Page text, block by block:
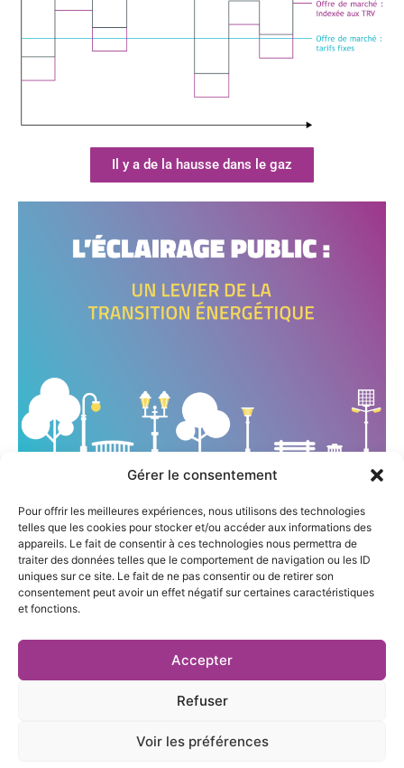
Gérer le consentement
Pour offrir les meilleures expériences, nous utilisons des technologies
telles que les cookies pour stocker et/ou accéder aux informations des
appareils. Le fait de consentir à ces technologies nous permettra de
traiter des données telles que le comportement de navigation ou les ID
uniques sur ce site. Le fait de ne pas consentir ou de retirer son
consentement peut avoir un effet négatif sur certaines caractéristiques
et fonctions.
Accepter
Refuser
Voir les préférences
Il y a de la hausse dans le gaz
transition énergétique
Mentions légales et politique de confidentialité